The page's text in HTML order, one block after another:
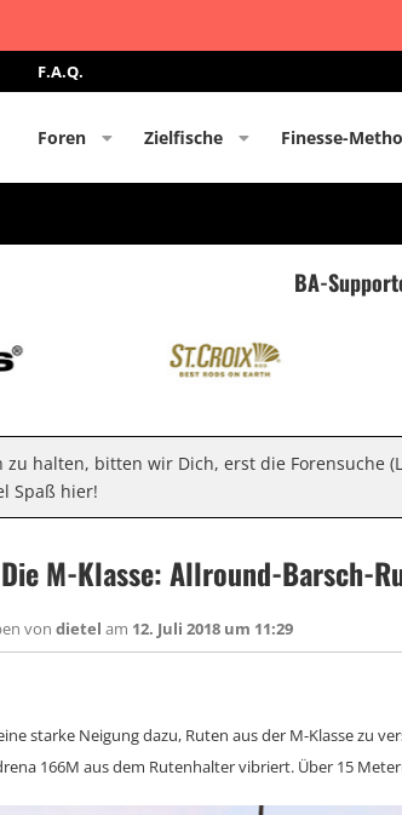
F.A.Q.
Foren Zielfische Finesse-
BA-
halten, bitten wir Dich, erst die
Spaß hier!
Die M-Klasse: Allround-Barsch-
von dietel am 12. Juli 2018 um 11:29
starke Neigung dazu, Ruten aus der M-Klasse zu
166M aus dem Rutenhalter vibriert. Über 15